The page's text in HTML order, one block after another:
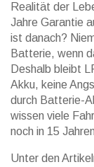
Realität der
Jahre Garantie
ist danach?
Batterie, wenn
Deshalb bleibt
Akku, keine
durch Batterie-
wissen viele
noch in 15
Unter den